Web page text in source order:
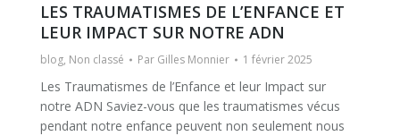
LES TRAUMATISMES DE L’ENFANCE ET
LEUR IMPACT SUR NOTRE ADN
blog, Non classé Par Gilles Monnier 1 février 2025
Les Traumatismes de l’Enfance et leur Impact sur
notre ADN Saviez-vous que les traumatismes vécus
pendant notre enfance peuvent non seulement nous